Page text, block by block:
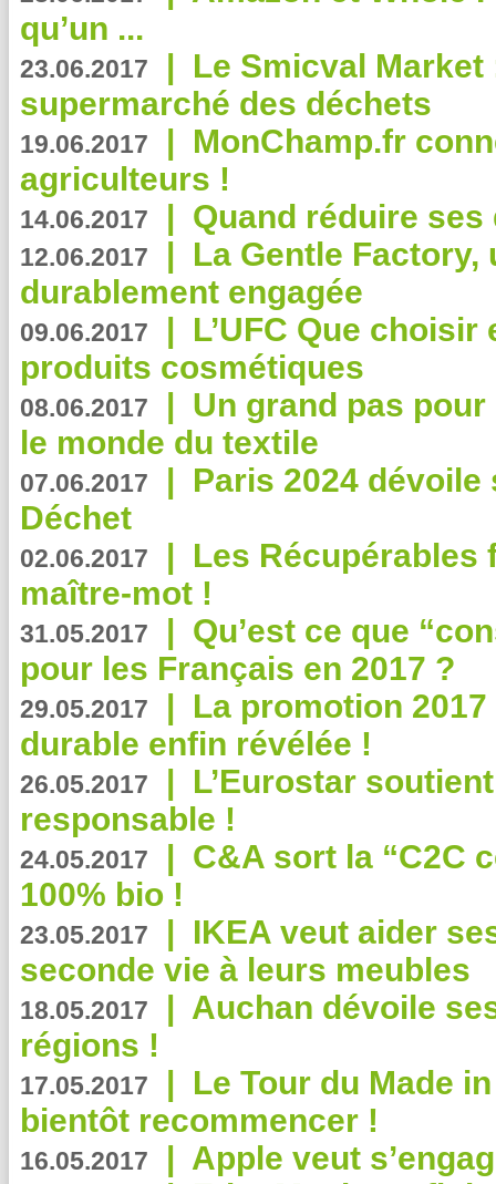
qu’un ...
23.06.2017 | Le Smicval
supermarché des déchets
19.06.2017 | MonChamp.fr
agriculteurs !
14.06.2017 | Quand réduire
12.06.2017 | La Gentle
durablement engagée
09.06.2017 | L’UFC Que
produits cosmétiques
08.06.2017 | Un grand pas
le monde du textile
07.06.2017 | Paris 2024
Déchet
02.06.2017 | Les Récupérables
maître-mot !
31.05.2017 | Qu’est ce que
pour les Français en 2017 ?
29.05.2017 | La promotion
durable enfin révélée !
26.05.2017 | L’Eurostar
responsable !
24.05.2017 | C&A sort la “C2C
100% bio !
23.05.2017 | IKEA veut aider
seconde vie à leurs meubles
18.05.2017 | Auchan dévoile
régions !
17.05.2017 | Le Tour du Made
bientôt recommencer !
16.05.2017 | Apple veut